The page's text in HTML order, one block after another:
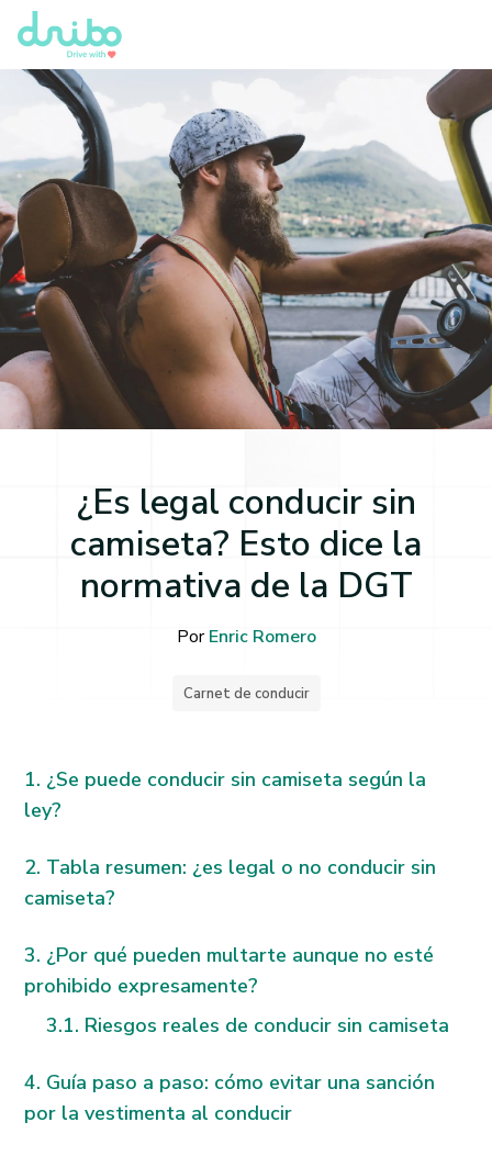
¿Es legal conducir sin
camiseta? Esto dice la
normativa de la DGT
Por Enric Romero
Carnet de conducir
¿Se puede conducir sin camiseta según la
ley?
Tabla resumen: ¿es legal o no conducir sin
camiseta?
¿Por qué pueden multarte aunque no esté
prohibido expresamente?
Riesgos reales de conducir sin camiseta
Guía paso a paso: cómo evitar una sanción
por la vestimenta al conducir